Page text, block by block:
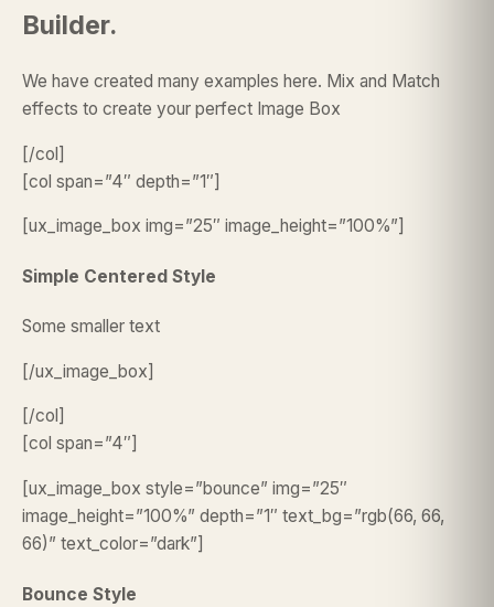
Builder.
We have created many examples here. Mix and Match
effects to create your perfect Image Box
[/col]
[col span=”4″ depth=”1″]
[ux_image_box img=”25″ image_height=”100%”]
Simple Centered Style
Some smaller text
[/ux_image_box]
[/col]
[col span=”4″]
[ux_image_box style=”bounce” img=”25″
image_height=”100%” depth=”1″ text_bg=”rgb(66, 66,
66)” text_color=”dark”]
Bounce Style